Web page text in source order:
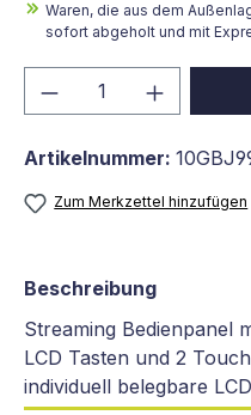
Waren, die aus dem
sofort abgeholt und mit
Produkt Anzahl:
Artikelnummer:
Zum Merkzettel hinzufügen
Beschreibung
Streaming Bedienpanel
LCD Tasten und 2
individuell belegbare